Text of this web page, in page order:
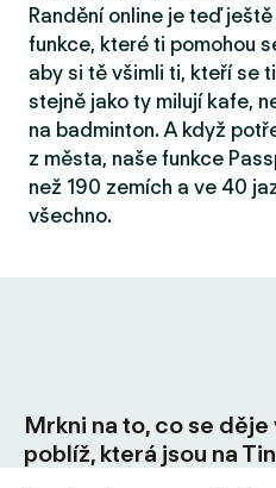
Randění online je teď
funkce, které ti pomohou
aby si tě všimli ti, kteří se
stejně jako ty milují kafe,
na badminton. A když
z města, naše funkce
než 190 zemích a ve 40
všechno.
Mrkni na to, co se
poblíž, která jsou na